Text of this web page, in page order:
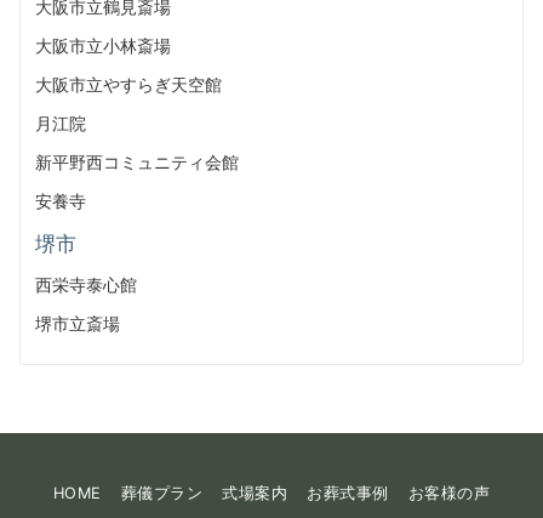
大阪市立鶴見斎場
大阪市立小林斎場
大阪市立やすらぎ天空館
月江院
新平野西コミュニティ会館
安養寺
堺市
西栄寺泰心館
堺市立斎場
HOME 葬儀プラン 式場案内 お葬式事例 お客様の声